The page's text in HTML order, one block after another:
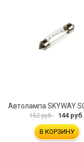
152 руб. 144 руб.
В КОРЗИНУ